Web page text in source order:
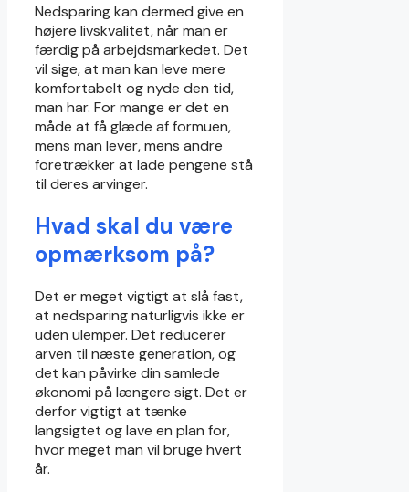
Nedsparing kan dermed give en
højere livskvalitet, når man er
færdig på arbejdsmarkedet. Det
vil sige, at man kan leve mere
komfortabelt og nyde den tid,
man har. For mange er det en
måde at få glæde af formuen,
mens man lever, mens andre
foretrækker at lade pengene stå
til deres arvinger.
Hvad skal du være
opmærksom på?
Det er meget vigtigt at slå fast,
at nedsparing naturligvis ikke er
uden ulemper. Det reducerer
arven til næste generation, og
det kan påvirke din samlede
økonomi på længere sigt. Det er
derfor vigtigt at tænke
langsigtet og lave en plan for,
hvor meget man vil bruge hvert
år.